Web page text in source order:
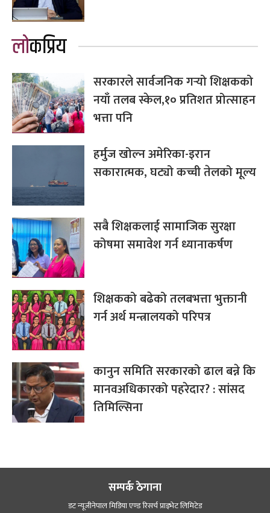
लोकप्रिय
सरकारले सार्वजनिक गर्‍यो शिक्षकको
नयाँ तलब स्केल,१० प्रतिशत प्रोत्साहन
भत्ता पनि
हर्मुज खोल्न अमेरिका-इरान
सकारात्मक, घट्यो कच्ची तेलको मूल्य
सबै शिक्षकलाई सामाजिक सुरक्षा
कोषमा समावेश गर्न ध्यानाकर्षण
शिक्षकको बढेको तलबभत्ता भुक्तानी
गर्न अर्थ मन्त्रालयको परिपत्र
कानुन समिति सरकारको ढाल बन्ने कि
मानवअधिकारको पहरेदार? : सांसद
तिमिल्सिना
सम्पर्क ठेगाना
डट न्यूजीनेपाल मिडिया एण्ड रिसर्च प्राइभेट लिमिटेड